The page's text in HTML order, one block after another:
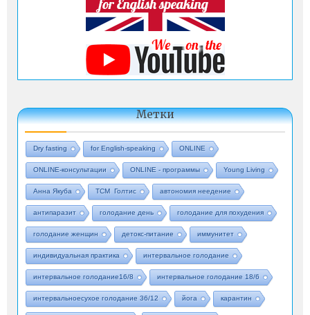
Метки
Dry fasting for English-speaking ONLINE
ONLINE-консультации ONLINE - программы Young Living
Анна Якуба ТСМ Голтис автономия неедение
антипаразит голодание день голодание для похудения
голодание женщин детокс-питание иммунитет
индивидуальная практика интервальное голодание
интервальное голодание16/8 интервальное голодание 18/6
интервальноесухое голодание 36/12 йога карантин